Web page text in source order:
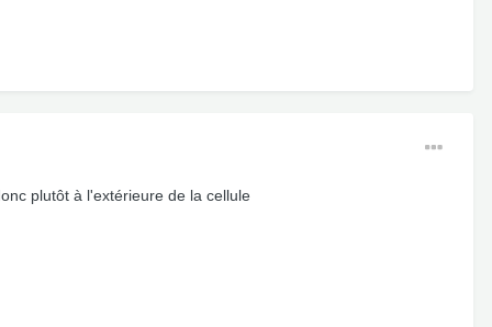
plutôt à l'extérieure de la cellule